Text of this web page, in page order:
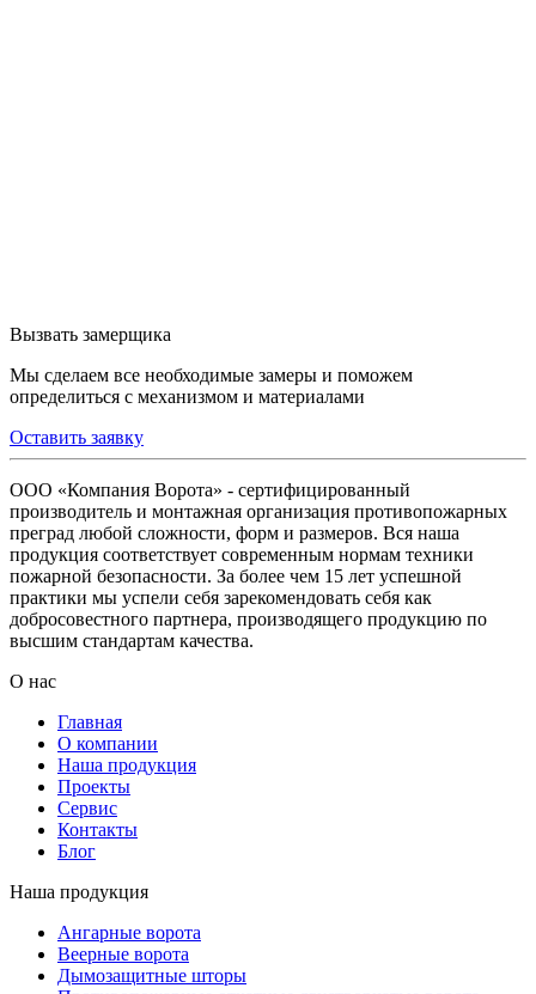
Вызвать замерщика
Мы сделаем все необходимые замеры и поможем
определиться с механизмом и материалами
Оставить заявку
ООО «Компания Ворота» - сертифицированный
производитель и монтажная организация противопожарных
преград любой сложности, форм и размеров. Вся наша
продукция соответствует современным нормам техники
пожарной безопасности. За более чем 15 лет успешной
практики мы успели себя зарекомендовать себя как
добросовестного партнера, производящего продукцию по
высшим стандартам качества.
О нас
Главная
О компании
Наша продукция
Проекты
Сервис
Контакты
Блог
Наша продукция
Ангарные ворота
Веерные ворота
Дымозащитные шторы